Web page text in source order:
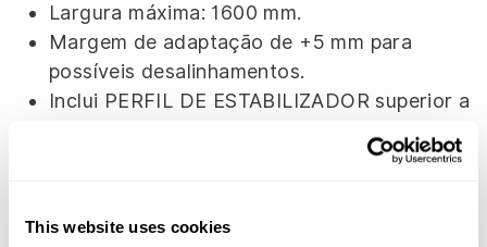
This website uses cookies
Largura máxima: 1600 mm.
Margem de adaptação de +5 mm para
possíveis desalinhamentos.
Inclui PERFIL DE ESTABILIZADOR superior a